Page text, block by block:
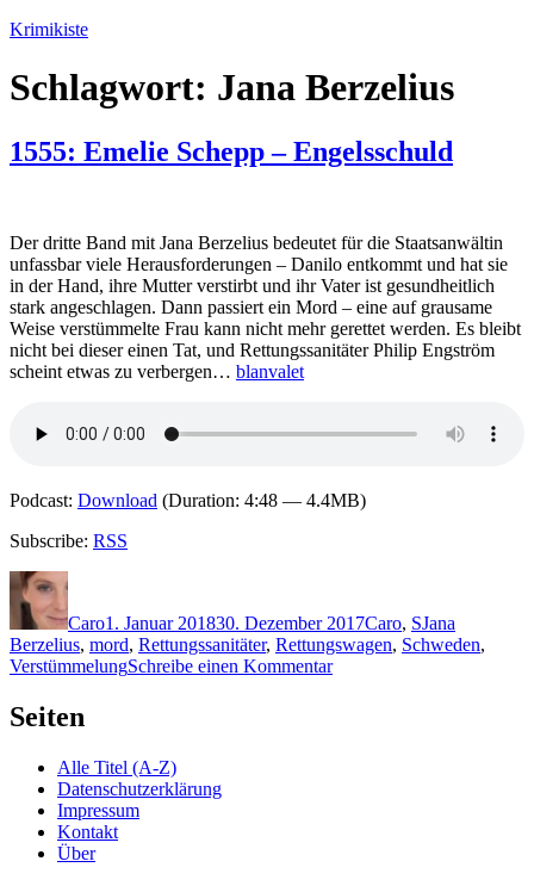
Zum
springen
Krimikiste
Schlagwort: Jana Berzelius
1555: Emelie Schepp – Engelsschuld
Der dritte Band mit Jana Berzelius bedeutet für die Staatsanwältin
unfassbar viele Herausforderungen – Danilo entkommt und hat sie
in der Hand, ihre Mutter verstirbt und ihr Vater ist gesundheitlich
stark angeschlagen. Dann passiert ein Mord – eine auf grausame
Weise verstümmelte Frau kann nicht mehr gerettet werden. Es bleibt
nicht bei dieser einen Tat, und Rettungssanitäter Philip Engström
scheint etwas zu verbergen… blanvalet
Podcast: Download (Duration: 4:48 — 4.4MB)
Subscribe: RSS
Autor
Caro1. Januar 201830. Dezember 2017Caro, SJana
Berzelius, mord, Rettungssanitäter, Rettungswagen, Schweden,
VerstümmelungSchreibe einen Kommentarzu
Seiten
Alle Titel (A-Z)
Datenschutzerklärung
Impressum
Kontakt
Über